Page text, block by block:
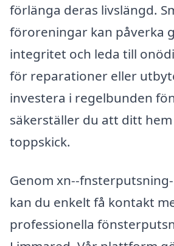
förlänga deras livslängd.
föroreningar kan påverka
integritet och leda till
för reparationer eller
investera i regelbunden
säkerställer du att ditt
toppskick.
Genom xn--
kan du enkelt få kontakt
professionella